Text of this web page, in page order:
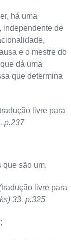
há uma
independente de
e o mestre do
dá uma
que determina
tradução livre para
p.237
que são um.
tradução livre para
33, p.325